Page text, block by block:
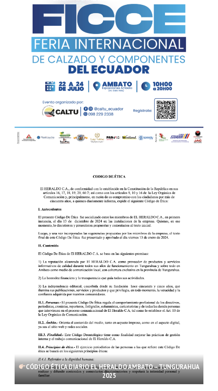
CÓDIGO ÉTICA DIARIO EL HERALDO AMBATO – TUNGURAHUA
2025